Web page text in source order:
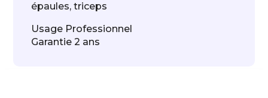
épaules, triceps
Usage Professionnel
Garantie 2 ans